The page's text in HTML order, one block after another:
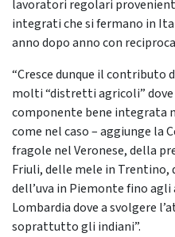
lavoratori regolari
integrati che si fermano in
anno dopo anno con
“Cresce dunque il contributo
molti “distretti agricoli”
componente bene integrata
come nel caso – aggiunge la
fragole nel Veronese, della
Friuli, delle mele in
dell’uva in Piemonte fino
Lombardia dove a svolgere
soprattutto gli indiani”.